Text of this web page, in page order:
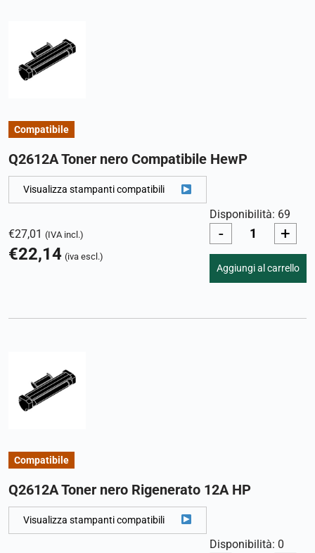
Compatibile
Q2612A Toner nero Compatibile HewP
Visualizza stampanti compatibili
€27,01 (IVA incl.)
€22,14 (iva escl.)
Disponibilità: 69
- +
Aggiungi al carrello
Compatibile
Q2612A Toner nero Rigenerato 12A HP
Visualizza stampanti compatibili
Disponibilità: 0